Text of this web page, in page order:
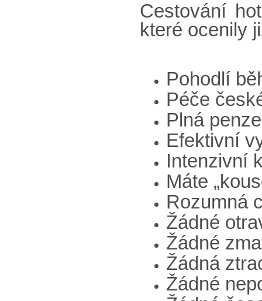
Cestování
které ocenily
Pohodlí
Péče
Plná
Efektivní
Intenzivní
Máte
Rozumná
Žádné
Žádné
Žádná
Žádné